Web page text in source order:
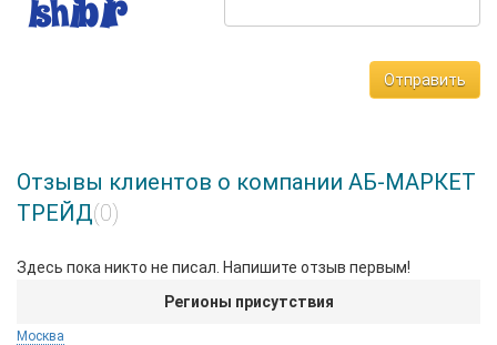
Отправить
Отзывы клиентов о компании АБ-МАРКЕТ
ТРЕЙД(0)
Здесь пока никто не писал. Напишите отзыв первым!
Регионы присутствия
Москва